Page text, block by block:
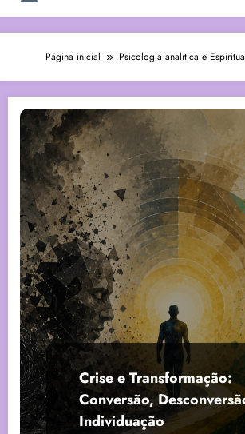
Página inicial Psicologia analítica e
Crise e Transformação:
Conversão,
Individuação